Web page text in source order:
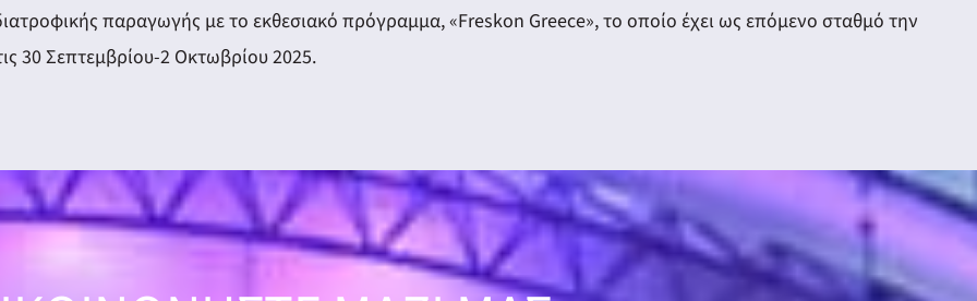
παραγωγής με το εκθεσιακό πρόγραμμα, «Freskon Greece», το οποίο έχει ως επόμενο σταθμό την
30 Σεπτεμβρίου-2 Οκτωβρίου 2025.